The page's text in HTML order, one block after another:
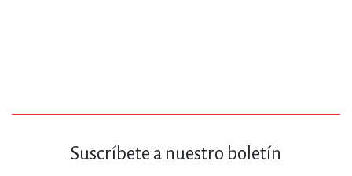
Suscríbete a nuestro boletín